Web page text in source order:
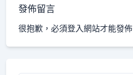
發佈留言
很抱歉，必須登入網站才能發佈